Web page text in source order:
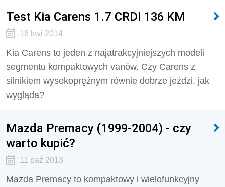
Test Kia Carens 1.7 CRDi 136 KM
16 kwi 2014
Kia Carens to jeden z najatrakcyjniejszych modeli
segmentu kompaktowych vanów. Czy Carens z
silnikiem wysokoprężnym równie dobrze jeździ, jak
wygląda?
Mazda Premacy (1999-2004) - czy
warto kupić?
11 paź 2013
Mazda Premacy to kompaktowy i wielofunkcyjny